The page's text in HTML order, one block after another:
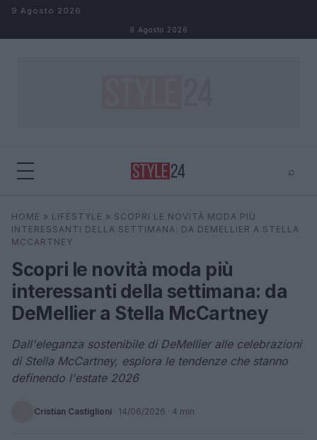
Salta al contenuto
9 Agosto 2026
9 Agosto 2026
⌕
Cerca
HOME » LIFESTYLE » SCOPRI LE NOVITÀ MODA PIÙ
INTERESSANTI DELLA SETTIMANA: DA DEMELLIER A STELLA
MCCARTNEY
Scopri le novità moda più
interessanti della settimana: da
DeMellier a Stella McCartney
Dall'eleganza sostenibile di DeMellier alle celebrazioni
di Stella McCartney, esplora le tendenze che stanno
definendo l'estate 2026
Cristian Castiglioni · 14/06/2026 · 4 min